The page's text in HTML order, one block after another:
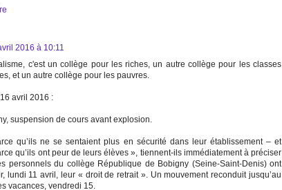
2016 à 10:11
c'est un collège pour les riches, un autre collège pour les classes
et un autre collège pour les pauvres.
avril 2016 :
suspension de cours avant explosion.
qu’ils ne se sentaient plus en sécurité dans leur établissement – et
qu’ils ont peur de leurs élèves », tiennent-ils immédiatement à préciser
personnels du collège République de Bobigny (Seine-Saint-Denis) ont
lundi 11 avril, leur « droit de retrait ». Un mouvement reconduit jusqu’au
vacances, vendredi 15.